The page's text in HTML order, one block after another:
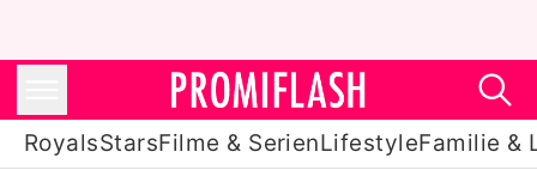
RoyalsStarsFilme & SerienLifestyleFamilie &